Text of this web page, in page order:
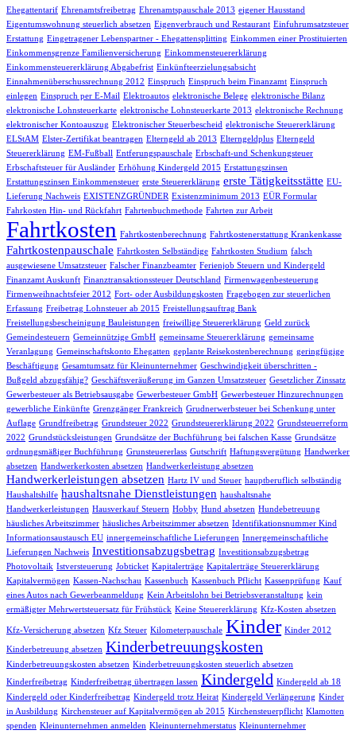
Ehegattentarif Ehrenamtsfreibetrag Ehrenamtspauschale 2013 eigener Hausstand
Eigentumswohnung steuerlich absetzen Eigenverbrauch und Restaurant Einfuhrumsatzsteuer
Erstattung Eingetragener Lebenspartner - Ehegattensplitting Einkommen einer Prostituierten
Einkommensgrenze Familienversicherung Einkommensteuererklärung
Einkommensteuererklärung Abgabefrist Einkünfteerzielungsabsicht
Einnahmenüberschussrechnung 2012 Einspruch Einspruch beim Finanzamt Einspruch
einlegen Einspruch per E-Mail Elektroautos elektronische Belege elektronische Bilanz
elektronische Lohnsteuerkarte elektronische Lohnsteuerkarte 2013 elektronische Rechnung
elektronischer Kontoauszug Elektronischer Steuerbescheid elektronische Steuererklärung
ELStAM Elster-Zertifikat beantragen Elterngeld ab 2013 Elterngeldplus Elterngeld
Steuererklärung EM-Fußball Entferungspauschale Erbschaft-und Schenkungsteuer
Erbschaftsteuer für Ausländer Erhöhung Kindergeld 2015 Erstattungszinsen
Erstattungszinsen Einkommensteuer erste Steuererklärung erste Tätigkeitsstätte EU-
Lieferung Nachweis EXISTENZGRÜNDER Existenzminimum 2013 EÜR Formular
Fahrkosten Hin- und Rückfahrt Fahrtenbuchmethode Fahrten zur Arbeit
Fahrtkosten Fahrtkostenberechnung Fahrtkostenerstattung Krankenkasse
Fahrtkostenpauschale Fahrtkosten Selbständige Fahrtkosten Studium falsch
ausgewiesene Umsatzsteuer Falscher Finanzbeamter Ferienjob Steuern und Kindergeld
Finanzamt Auskunft Finanztransaktionssteuer Deutschland Firmenwagenbesteuerung
Firmenweihnachtsfeier 2012 Fort- oder Ausbildungskosten Fragebogen zur steuerlichen
Erfassung Freibetrag Lohnsteuer ab 2015 Freistellungsauftrag Bank
Freistellungsbescheinigung Bauleistungen freiwillige Steuererklärung Geld zurück
Gemeindesteuern Gemeinnützige GmbH gemeinsame Steuererklärung gemeinsame
Veranlagung Gemeinschaftskonto Ehegatten geplante Reisekostenberechnung geringfügige
Beschäftigung Gesamtumsatz für Kleinunternehmer Geschwindigkeit überschritten -
Bußgeld abzugsfähig? Geschäftsveräußerung im Ganzen Umsatzsteuer Gesetzlicher Zinssatz
Gewerbesteuer als Betriebsausgabe Gewerbesteuer GmbH Gewerbesteuer Hinzurechnungen
gewerbliche Einkünfte Grenzgänger Frankreich Grudnerwerbsteuer bei Schenkung unter
Auflage Grundfreibetrag Grundsteuer 2022 Grundsteuererklärung 2022 Grundsteuerreform
2022 Grundstücksleistungen Grundsätze der Buchführung bei falschen Kasse Grundsätze
ordnungsmäßiger Buchführung Grunsteuererlass Gutschrift Haftungsvergütung Handwerker
absetzen Handwerkerkosten absetzen Handwerkerleistung absetzen
Handwerkerleistungen absetzen Hartz IV und Steuer hauptberuflich selbständig
Haushaltshilfe haushaltsnahe Dienstleistungen haushaltsnahe
Handwerkerleistungen Hausverkauf Steuern Hobby Hund absetzen Hundebetreuung
häusliches Arbeitszimmer häusliches Arbeitszimmer absetzen Identifikationsnummer Kind
Informationsaustausch EU innergemeinschaftliche Lieferungen Innergemeinschaftliche
Lieferungen Nachweis Investitionsabzugsbetrag Investitionsabzugsbetrag
Photovoltaik Istversteuerung Jobticket Kapitalerträge Kapitalerträge Steuererklärung
Kapitalvermögen Kassen-Nachschau Kassenbuch Kassenbuch Pflicht Kassenprüfung Kauf
eines Autos nach Gewerbeanmeldung Kein Arbeitslohn bei Betriebsveranstaltung kein
ermäßigter Mehrwertsteuersatz für Frühstück Keine Steuererklärung Kfz-Kosten absetzen
Kfz-Versicherung absetzen Kfz Steuer Kilometerpauschale Kinder Kinder 2012
Kinderbetreuung absetzen Kinderbetreuungskosten
Kinderbetreuungskosten absetzen Kinderbetreuungskosten steuerlich absetzen
Kinderfreibetrag Kinderfreibetrag übertragen lassen Kindergeld Kindergeld ab 18
Kindergeld oder Kinderfreibetrag Kindergeld trotz Heirat Kindergeld Verlängerung Kinder
in Ausbildung Kirchensteuer auf Kapitalvermögen ab 2015 Kirchensteuerpflicht Klamotten
spenden Kleinunternehmen anmelden Kleinunternehmerstatus Kleinunternehmer